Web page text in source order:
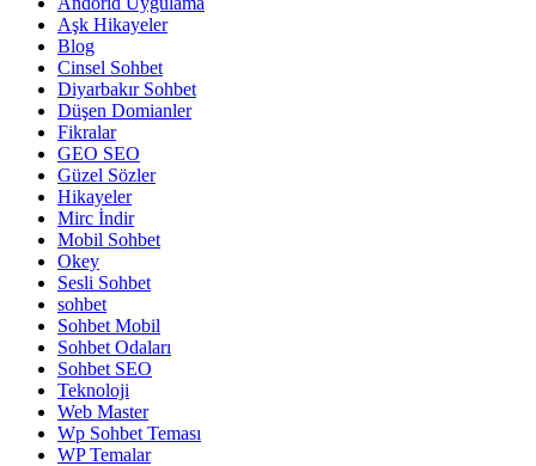
Aşk Hikayeler
Blog
Cinsel Sohbet
Diyarbakır Sohbet
Düşen Domianler
Fikralar
GEO SEO
Güzel Sözler
Hikayeler
Mirc İndir
Mobil Sohbet
Okey
Sesli Sohbet
sohbet
Sohbet Mobil
Sohbet Odaları
Sohbet SEO
Teknoloji
Web Master
Wp Sohbet Teması
WP Temalar